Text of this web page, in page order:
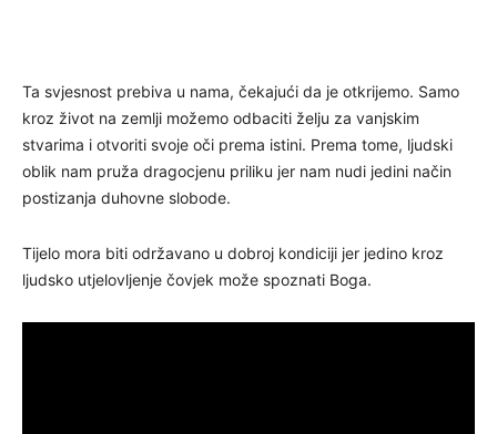
Ta svjesnost prebiva u nama, čekajući da je otkrijemo. Samo
kroz život na zemlji možemo odbaciti želju za vanjskim
stvarima i otvoriti svoje oči prema istini. Prema tome, ljudski
oblik nam pruža dragocjenu priliku jer nam nudi jedini način
postizanja duhovne slobode.
Tijelo mora biti održavano u dobroj kondiciji jer jedino kroz
ljudsko utjelovljenje čovjek može spoznati Boga.